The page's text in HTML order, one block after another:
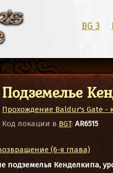
BG 3
Подземелье
Прохождение Baldur's Gate -
Код локации в BGT: AR6515
(6-я глава)
подземелья Кенделкипа,